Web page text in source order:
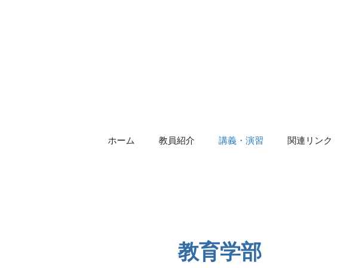
ホーム 教員紹介 講義・演習 関連リンク
教育学部